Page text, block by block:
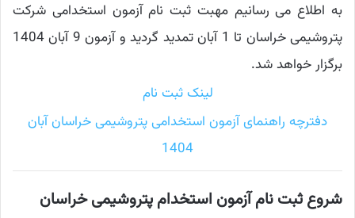
به اطلاع می رسانیم مهبت ثبت نام آزمون استخدامی شرکت
پتروشیمی خراسان تا 1 آبان تمدید گردید و آزمون 9 آبان 1404
برگزار خواهد شد.
لینک ثبت نام
دفترچه راهنمای آزمون استخدامی پتروشیمی خراسان آبان
1404
شروع ثبت نام آزمون استخدام پتروشیمی خراسان